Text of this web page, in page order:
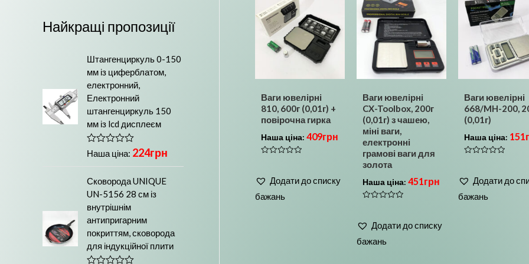
а
Найкращі пропозиції
Штангенциркуль 0-150
мм із циферблатом,
електронний,
Електронний
штангенциркуль 150
мм із lcd дисплеєм
О
ц
н
е
н
о
в
0
з
5
Наша ціна: 224грн
Сковорода UNIQUE
UN-5156 28 см із
внутрішнім
антипригарним
покриттям, сковорода
для індукційної плити
Ваги ювелірні
810, 600г (0,01г) +
повірочна гирка
Наша ціна: 409грн
з
Додати до списку
бажань
Ваги ювелірні
CX-Toolbox, 200г
(0,01г) з чашею,
міні ваги,
електронні
грамові ваги для
золота
Наша ціна: 451 грн
з
Додати до списку
бажань
Ваги ювелірні
668/MH-200,
(0,01г)
Наша ціна: 151
з
Додати до
бажань